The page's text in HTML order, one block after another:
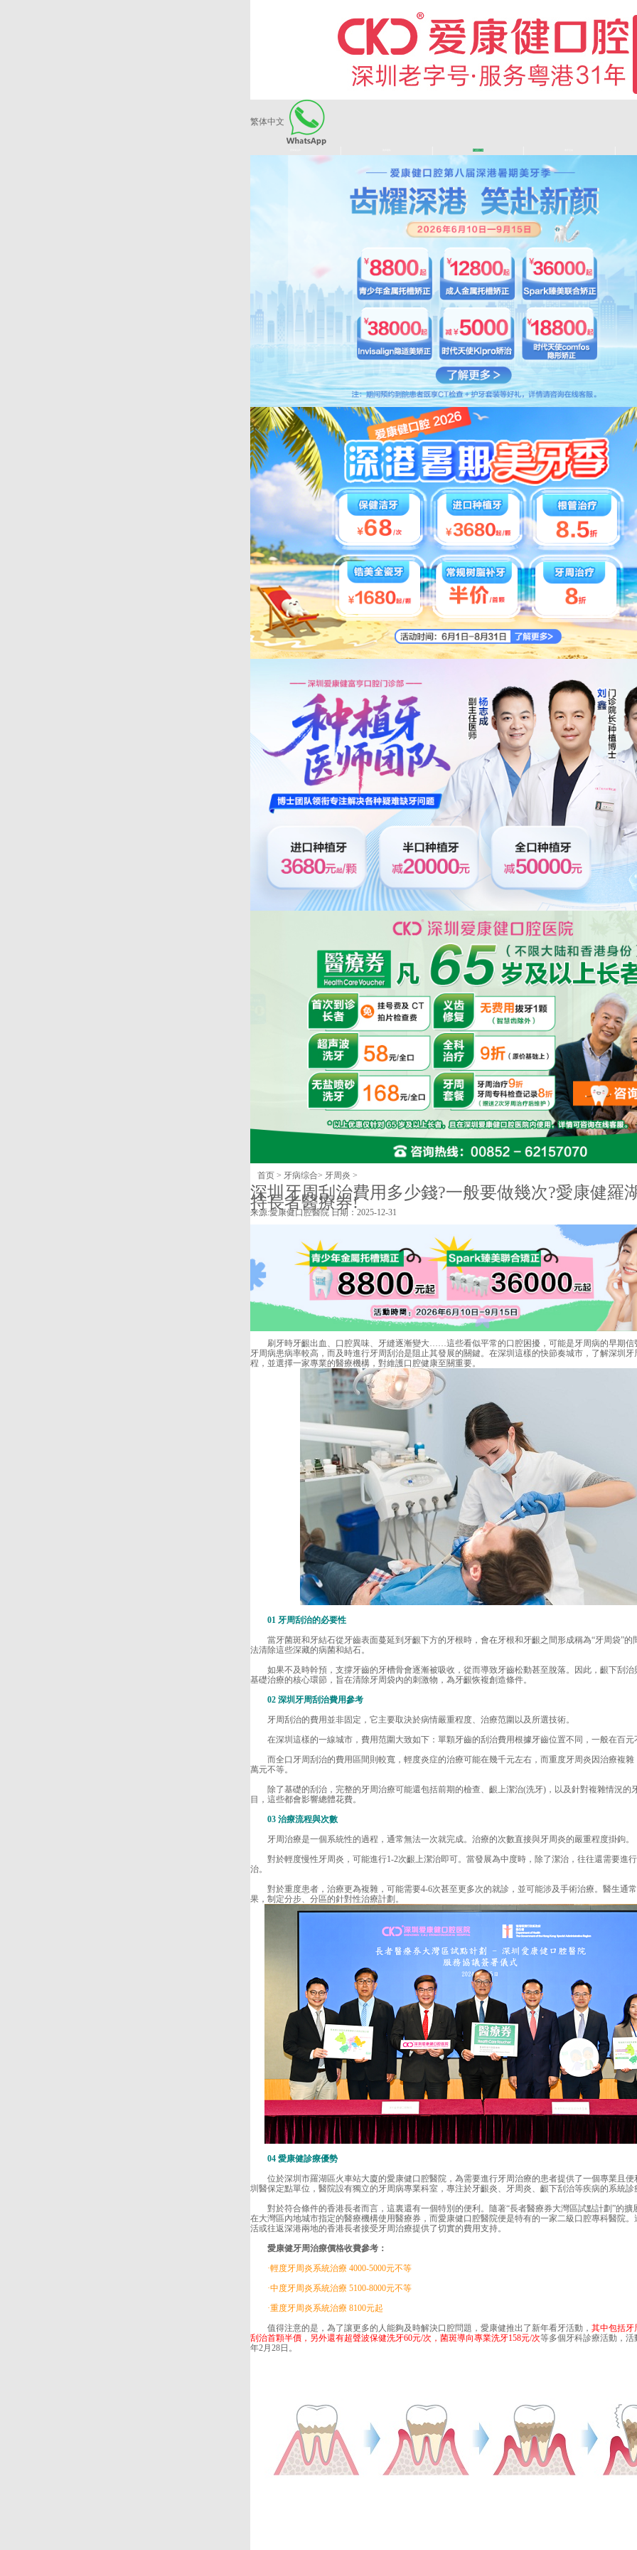
繁体中文
长者医疗券
首页 > 牙病综合> 牙周炎 >
深圳牙周刮治費用多少錢?一般要做幾次?愛康健羅
持長者醫療券!
来源:愛康健口腔醫院 日期：2025-12-31
刷牙時牙齦出血、口腔異味、牙縫逐漸變大……這些看似平常的口腔困擾，可能是牙周病的早期信
牙周病患病率較高，而及時進行牙周刮治是阻止其發展的關鍵。在深圳這樣的快節奏城市，了解深圳
程，並選擇一家專業的醫療機構，對維護口腔健康至關重要。
01 牙周刮治的必要性
當牙菌斑和牙結石從牙齒表面蔓延到牙齦下方的牙根時，會在牙根和牙齦之間形成稱為“牙周袋”的
法清除這些深藏的病菌和結石。
如果不及時幹預，支撐牙齒的牙槽骨會逐漸被吸收，從而導致牙齒松動甚至脫落。因此，齦下刮治
基礎治療的核心環節，旨在清除牙周袋內的刺激物，為牙齦恢複創造條件。
02 深圳牙周刮治費用參考
牙周刮治的費用並非固定，它主要取決於病情嚴重程度、治療范圍以及所選技術。
在深圳這樣的一線城市，費用范圍大致如下：單顆牙齒的刮治費用根據牙齒位置不同，一般在百元
而全口牙周刮治的費用區間則較寬，輕度炎症的治療可能在幾千元左右，而重度牙周炎因治療複雜
萬元不等。
除了基礎的刮治，完整的牙周治療可能還包括前期的檢查、齦上潔治(洗牙)，以及針對複雜情況的
目，這些都會影響總體花費。
03 治療流程與次數
牙周治療是一個系統性的過程，通常無法一次就完成。治療的次數直接與牙周炎的嚴重程度掛鉤。
對於輕度慢性牙周炎，可能進行1-2次齦上潔治即可。當發展為中度時，除了潔治，往往還需要進
治。
對於重度患者，治療更為複雜，可能需要4-6次甚至更多次的就診，並可能涉及手術治療。醫生通
果，制定分步、分區的針對性治療計劃。
04 愛康健診療優勢
位於深圳市羅湖區火車站大廈的愛康健口腔醫院，為需要進行牙周治療的患者提供了一個專業且便
圳醫保定點單位，醫院設有獨立的牙周病專業科室，專注於牙齦炎、牙周炎、齦下刮治等疾病的系統診
對於符合條件的香港長者而言，這裏還有一個特別的便利。隨著“長者醫療券大灣區試點計劃”的擴
在大灣區內地城市指定的醫療機構使用醫療券，而愛康健口腔醫院便是特有的一家二級口腔專科醫院
活或往返深港兩地的香港長者接受牙周治療提供了切實的費用支持。
愛康健牙周治療價格收費參考：
·輕度牙周炎系統治療 4000-5000元不等
·中度牙周炎系統治療 5100-8000元不等
·重度牙周炎系統治療 8100元起
值得注意的是，為了讓更多的人能夠及時解決口腔問題，愛康健推出了新年看牙活動， 其中包括牙
刮治首顆半價，另外還有超聲波保健洗牙60元/次，菌斑導向專業洗牙158元/次等多個牙科診療活動，活
年2月28日。